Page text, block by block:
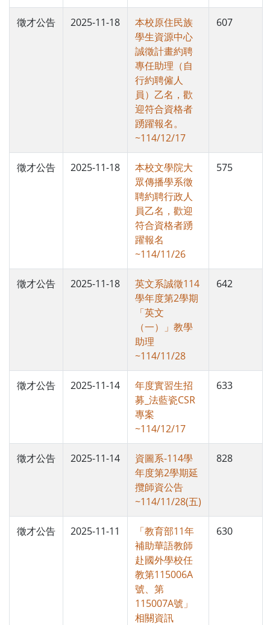
徵才公告 2025-11-18
本校原住民族
學生資源中心
誠徵計畫約聘
專任助理（自
行約聘僱人
員）乙名，歡
迎符合資格者
踴躍報名。
~114/12/17
607
徵才公告 2025-11-18
本校文學院大
眾傳播學系徵
聘約聘行政人
員乙名，歡迎
符合資格者踴
躍報名
~114/11/26
575
徵才公告 2025-11-18
英文系誠徵114
學年度第2學期
「英文
（一）」教學
助理
~114/11/28
642
徵才公告 2025-11-14
年度實習生招
募_法藍瓷CSR
專案
~114/12/17
633
徵才公告 2025-11-14
資圖系-114學
年度第2學期延
攬師資公告
~114/11/28(五)
828
徵才公告 2025-11-11
「教育部11年
補助華語教師
赴國外學校任
教第115006A
號、第
115007A號」
相關資訊
630